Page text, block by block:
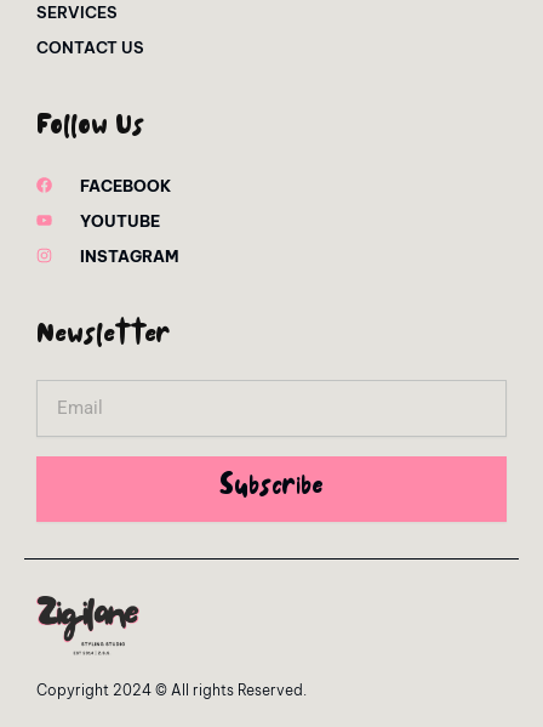
SERVICES
CONTACT US
Follow Us
FACEBOOK
YOUTUBE
INSTAGRAM
Newsletter
Subscribe
Copyright 2024 © All rights Reserved.